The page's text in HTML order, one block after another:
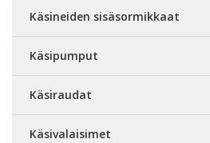
Käsineiden sisäsormikkaat
Käsipumput
Käsiraudat
Käsivalaisimet